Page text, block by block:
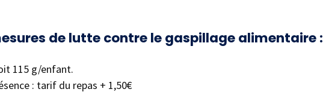
de lutte contre le gaspillage alimentaire :
115 g/enfant.
: tarif du repas + 1,50€